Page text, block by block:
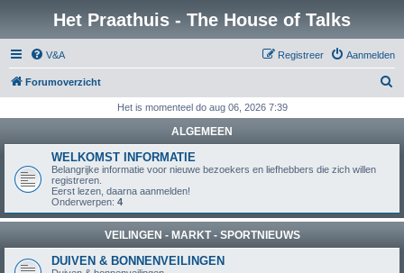
Het Praathuis - The House of Talks
V&A Aanmelden
Registreer
Forumoverzicht
k
Het is momenteel do aug 06, 2026 7:39
ALGEMEEN
WELKOMST INFORMATIE
Belangrijke informatie voor nieuwe bezoekers en liefhebbers die zich willen
registreren.
Eerst lezen, daarna aanmelden!
Onderwerpen: 4
VEILINGEN - MARKT - SPORTNIEUWS
DUIVEN & BONNENVEILINGEN